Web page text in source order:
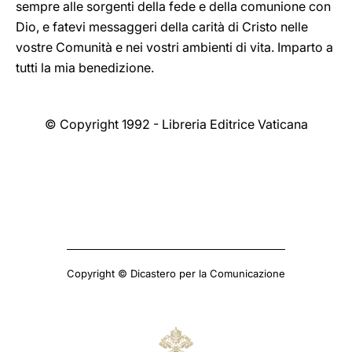
sempre alle sorgenti della fede e della comunione con
Dio, e fatevi messaggeri della carità di Cristo nelle
vostre Comunità e nei vostri ambienti di vita. Imparto a
tutti la mia benedizione.
© Copyright 1992 - Libreria Editrice Vaticana
Copyright © Dicastero per la Comunicazione